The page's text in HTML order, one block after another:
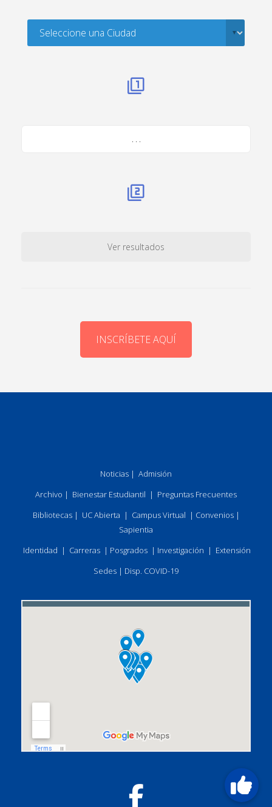
Ver resultados
INSCRÍBETE AQUÍ
Noticias | Admisión
Archivo | Bienestar Estudiantil | Preguntas Frecuentes
Bibliotecas| UC Abierta | Campus Virtual | Convenios|
Sapientia
Identidad | Carreras | Posgrados | Investigación | Extensión
Sedes | Disp. COVID-19